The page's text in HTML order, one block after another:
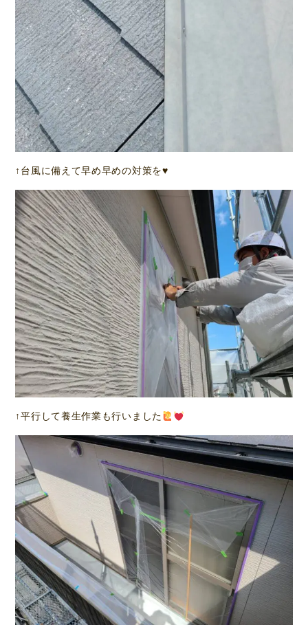
↑台風に備えて早め早めの対策を♥️
↑平行して養生作業も行いました